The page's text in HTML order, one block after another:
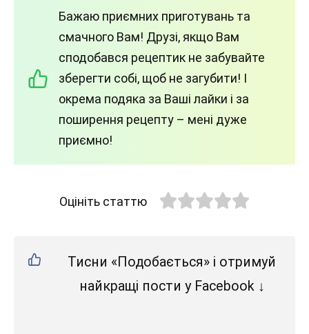
Бажаю приємних приготувань та
смачного Вам! Друзі, якщо Вам
сподобався рецептик не забувайте
зберегти собі, щоб не загубити! І
окрема подяка за Ваші лайки і за
поширення рецепту – мені дуже
приємно!
Оцініть статтю
Тисни «Подобається» і отримуй
найкращі пости у Facebook ↓